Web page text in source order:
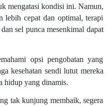
mengatasi kondisi ini. Namun,
cepat dan optimal, terapi
sel punca mesenkimal dapat
opsi pengobatan yang
kesehatan sendi lutut mereka
hidup yang dinamis.
tak kunjung membaik, segera